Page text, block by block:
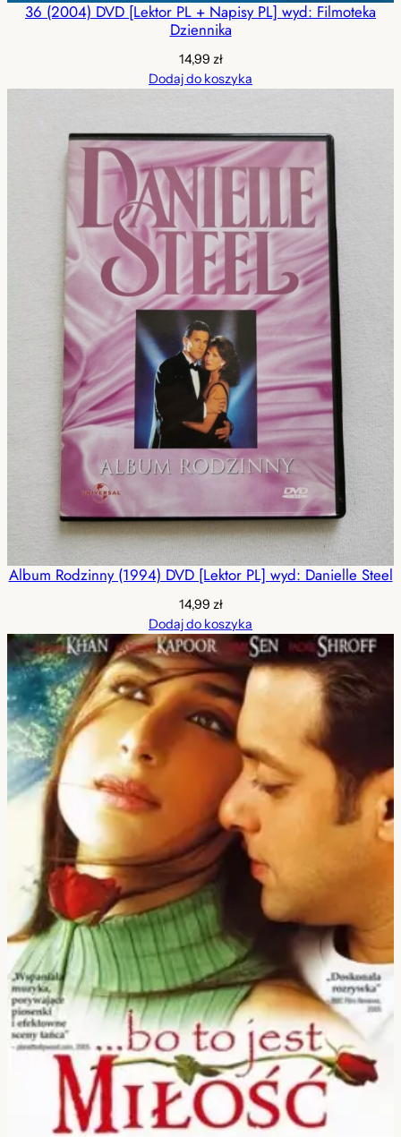
36 (2004) DVD [Lektor PL + Napisy PL] wyd: Filmoteka
Dziennika
14,99 zł
Dodaj do koszyka
Album Rodzinny (1994) DVD [Lektor PL] wyd: Danielle Steel
14,99 zł
Dodaj do koszyka